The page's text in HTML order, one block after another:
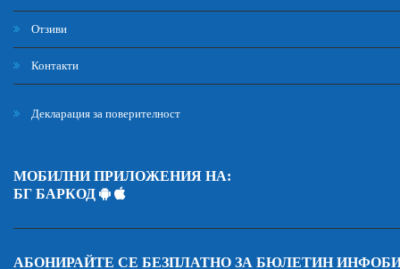
Отзиви
Контакти
Декларация за поверителност
МОБИЛНИ ПРИЛОЖЕНИЯ НА:
БГ БАРКОД
АБОНИРАЙТЕ СЕ БЕЗПЛАТНО ЗА БЮЛЕТИН